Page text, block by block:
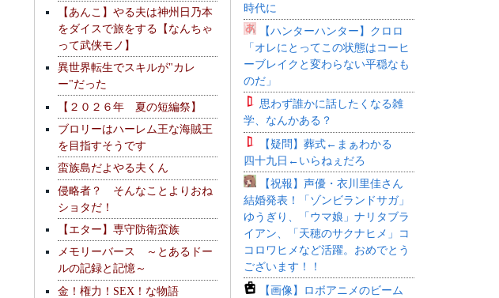
【あんこ】やる夫は神州日乃本
をダイスで旅をする【なんちゃ
って武侠モノ】
異世界転生でスキルが"カレ
ー"だった
【２０２６年 夏の短編祭】
ブロリーはハーレム王な海賊王
を目指すそうです
蛮族島だよやる夫くん
侵略者？ そんなことよりおね
ショタだ！
【エター】専守防衛蛮族
メモリーバース ～とあるドー
ルの記録と記憶～
金！権力！SEX！な物語
時代に
【ハンターハンター】クロロ
「オレにとってこの状態はコーヒ
ーブレイクと変わらない平穏なも
のだ」
思わず誰かに話したくなる雑
学、なんかある？
【疑問】葬式←まぁわかる
四十九日←いらねぇだろ
【祝報】声優・衣川里佳さん
結婚発表！「ゾンビランドサガ」
ゆうぎり、「ウマ娘」ナリタブラ
イアン、「天穂のサクナヒメ」コ
コロワヒメなど活躍。おめでとう
ございます！！
【画像】ロボアニメのビーム